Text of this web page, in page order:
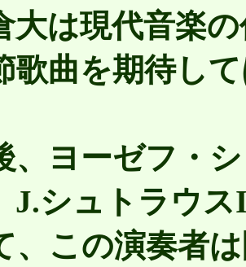
大は現代音楽
歌曲を期待し
ヨーゼフ・
シュトラウス
、この演奏者